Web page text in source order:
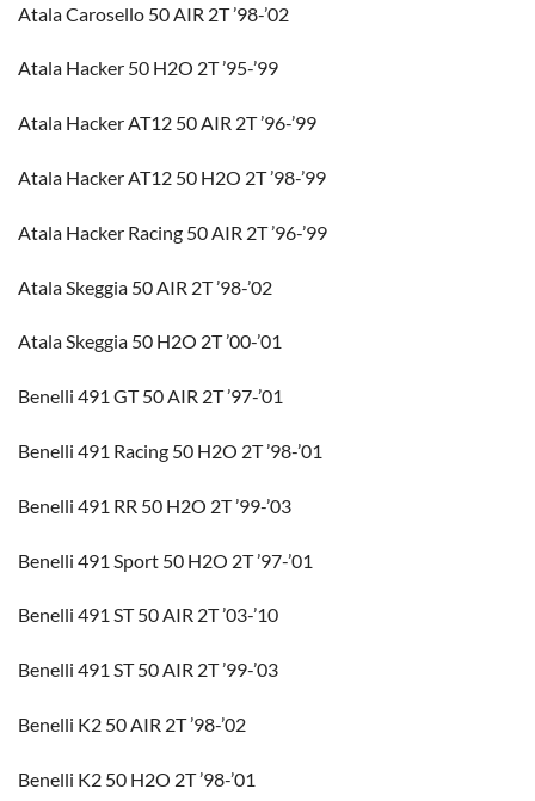
Atala Carosello 50 AIR 2T ’98-’02
Atala Hacker 50 H2O 2T ’95-’99
Atala Hacker AT12 50 AIR 2T ’96-’99
Atala Hacker AT12 50 H2O 2T ’98-’99
Atala Hacker Racing 50 AIR 2T ’96-’99
Atala Skeggia 50 AIR 2T ’98-’02
Atala Skeggia 50 H2O 2T ’00-’01
Benelli 491 GT 50 AIR 2T ’97-’01
Benelli 491 Racing 50 H2O 2T ’98-’01
Benelli 491 RR 50 H2O 2T ’99-’03
Benelli 491 Sport 50 H2O 2T ’97-’01
Benelli 491 ST 50 AIR 2T ’03-’10
Benelli 491 ST 50 AIR 2T ’99-’03
Benelli K2 50 AIR 2T ’98-’02
Benelli K2 50 H2O 2T ’98-’01